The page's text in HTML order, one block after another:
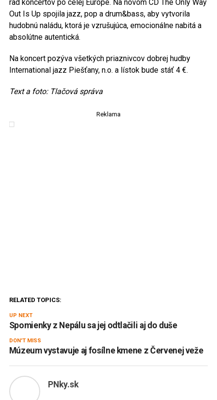
rad koncertov po celej Európe. Na novom CD The Only Way
Out Is Up spojila jazz, pop a drum&bass, aby vytvorila
hudobnú naládu, ktorá je vzrušujúca, emocionálne nabitá a
absolútne autentická.
Na koncert pozýva všetkých priaznivcov dobrej hudby
International jazz Piešťany, n.o. a lístok bude stáť 4 €.
Text a foto: Tlačová správa
Reklama
RELATED TOPICS:
UP NEXT
Spomienky z Nepálu sa jej odtlačili aj do duše
DON'T MISS
Múzeum vystavuje aj fosílne kmene z Červenej veže
PNky.sk